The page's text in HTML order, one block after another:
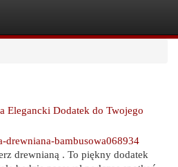
Elegancki Dodatek do Twojego
drewniana-bambusowa068934
drewnianą . To piękny dodatek